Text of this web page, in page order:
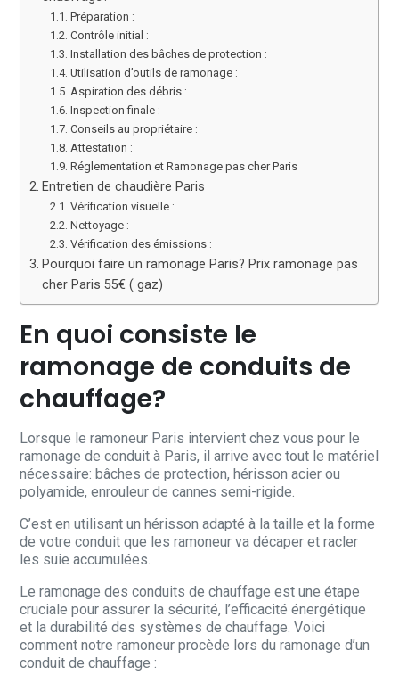
Préparation :
Contrôle initial :
Installation des bâches de protection :
Utilisation d’outils de ramonage :
Aspiration des débris :
Inspection finale :
Conseils au propriétaire :
Attestation :
Réglementation et Ramonage pas cher Paris
Entretien de chaudière Paris
Vérification visuelle :
Nettoyage :
Vérification des émissions :
Pourquoi faire un ramonage Paris? Prix ramonage pas
cher Paris 55€ ( gaz)
En quoi consiste le
ramonage de conduits de
chauffage?
Lorsque le ramoneur Paris intervient chez vous pour le
ramonage de conduit à Paris, il arrive avec tout le matériel
nécessaire: bâches de protection, hérisson acier ou
polyamide, enrouleur de cannes semi-rigide.
C’est en utilisant un hérisson adapté à la taille et la forme
de votre conduit que les ramoneur va décaper et racler
les suie accumulées.
Le ramonage des conduits de chauffage est une étape
cruciale pour assurer la sécurité, l’efficacité énergétique
et la durabilité des systèmes de chauffage. Voici
comment notre ramoneur procède lors du ramonage d’un
conduit de chauffage :